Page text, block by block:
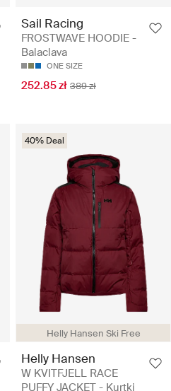
Sail Racing
FROSTWAVE HOODIE -
Balaclava
ONE SIZE
252.85 zł 389 zł
Helly Hansen Ski Free
40% Deal
Helly Hansen
W KVITFJELL RACE
PUFFY JACKET - Kurtki